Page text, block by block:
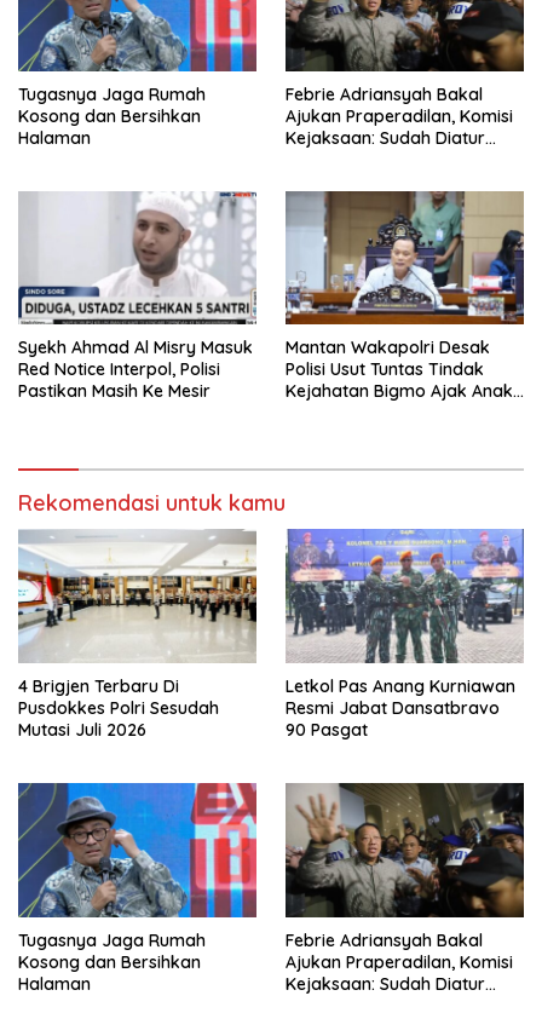
Tugasnya Jaga Rumah
Kosong dan Bersihkan
Halaman
Febrie Adriansyah Bakal
Ajukan Praperadilan, Komisi
Kejaksaan: Sudah Diatur
Syekh Ahmad Al Misry Masuk
Red Notice Interpol, Polisi
Pastikan Masih Ke Mesir
Mantan Wakapolri Desak
Polisi Usut Tuntas Tindak
Kejahatan Bigmo Ajak Anak
Rekomendasi untuk kamu
4 Brigjen Terbaru Di
Pusdokkes Polri Sesudah
Mutasi Juli 2026
Letkol Pas Anang Kurniawan
Resmi Jabat Dansatbravo
90 Pasgat
Tugasnya Jaga Rumah
Kosong dan Bersihkan
Halaman
Febrie Adriansyah Bakal
Ajukan Praperadilan, Komisi
Kejaksaan: Sudah Diatur